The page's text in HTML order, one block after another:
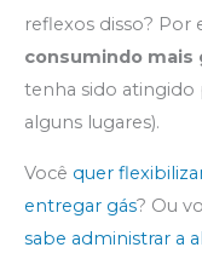
reflexos disso? Por
consumindo mais
tenha sido atingido
alguns lugares).
Você quer
entregar gás? Ou
sabe administrar a